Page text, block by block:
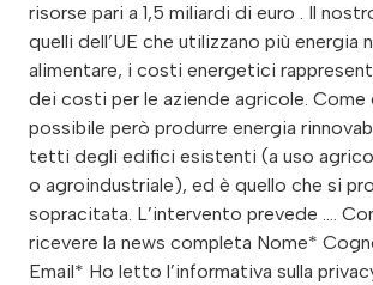
risorse pari a 1,5 miliardi di euro . Il
quelli dell’UE che utilizzano più energia
alimentare, i costi energetici
dei costi per le aziende agricole.
possibile però produrre energia
tetti degli edifici esistenti (a uso
o agroindustriale), ed è quello che si
sopracitata. L’intervento prevede ….
ricevere la news completa Nome*
Email* Ho letto l’informativa sulla